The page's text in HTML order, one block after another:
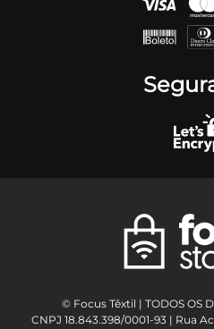
© Focus Têxtil | TODOS OS
CNPJ 18.843.398/0001-93 | Rua